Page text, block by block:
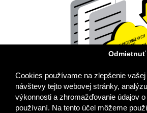
Cookies používame na zlepšenie vašej
návštevy tejto webovej stránky,
výkonnosti a zhromažďovanie údajov o
používaní. Na tento účel môžeme
VYUŽITIE REGIONÁLNYCH TRADÍCIÍ
VZDELÁVACOM PROCESE